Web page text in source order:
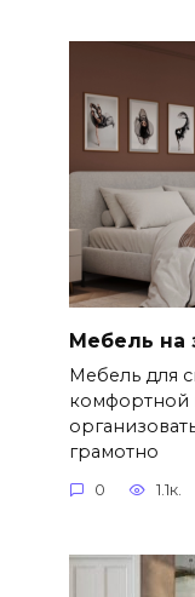
Мебель на
Мебель для
комфортной
грамотно
0 1.1к.